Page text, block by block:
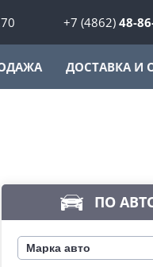
+7 (4862) 48-
ДОСТАВКА И
ПО
Марка авто